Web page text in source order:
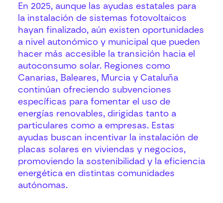
En 2025, aunque las ayudas estatales para
la instalación de sistemas fotovoltaicos
hayan finalizado, aún existen oportunidades
a nivel autonómico y municipal que pueden
hacer más accesible la transición hacia el
autoconsumo solar. Regiones como
Canarias, Baleares, Murcia y Cataluña
continúan ofreciendo subvenciones
específicas para fomentar el uso de
energías renovables, dirigidas tanto a
particulares como a empresas. Estas
ayudas buscan incentivar la instalación de
placas solares en viviendas y negocios,
promoviendo la sostenibilidad y la eficiencia
energética en distintas comunidades
autónomas.